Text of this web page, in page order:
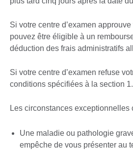
Si votre centre d’examen
pouvez être éligible à un
déduction des frais administratifs
Si votre centre d’examen refuse
conditions spécifiées à la section
Les circonstances exceptionnelles
Une maladie ou pathologie
empêche de vous présenter au